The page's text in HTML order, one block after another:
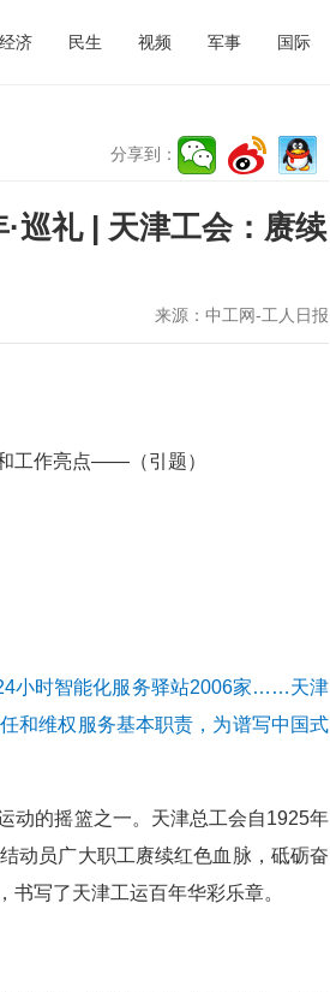
经济 民生 视频 军事 国际
分享到：
巡礼 | 天津工会：赓续
来源： 中工网-工人日报
工作亮点——（引题）
小时智能化服务驿站2006家……天津
和维权服务基本职责，为谱写中国式
动的摇篮之一。天津总工会自1925年
动员广大职工赓续红色血脉，砥砺奋
写了天津工运百年华彩乐章。